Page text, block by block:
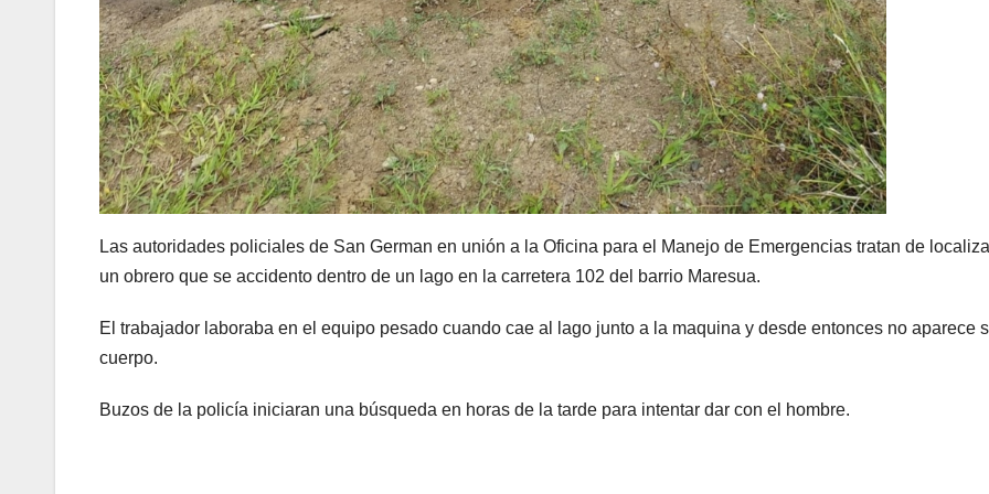
Las autoridades policiales de San German en unión a la Oficina para el Manejo de Emergencias tratan de
un obrero que se accidento dentro de un lago en la carretera 102 del barrio Maresua.
El trabajador laboraba en el equipo pesado cuando cae al lago junto a la maquina y desde entonces no aparece
cuerpo.
Buzos de la policía iniciaran una búsqueda en horas de la tarde para intentar dar con el hombre.